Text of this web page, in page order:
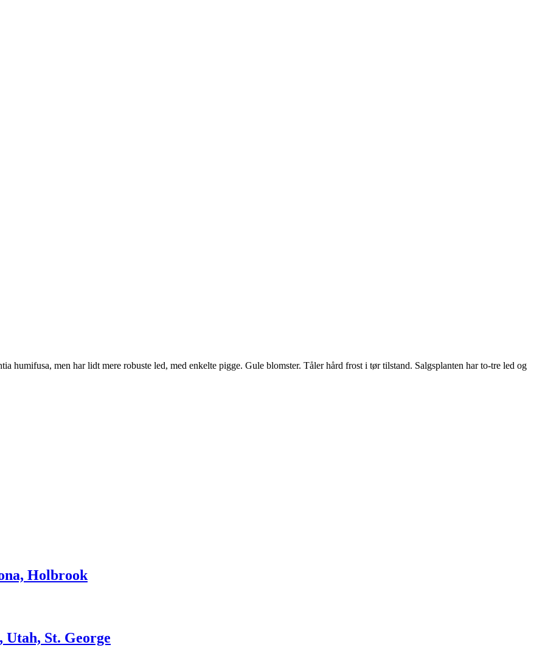
humifusa, men har lidt mere robuste led, med enkelte pigge. Gule blomster. Tåler hård frost i tør tilstand. Salgsplanten har to-tre led og
Holbrook
St. George